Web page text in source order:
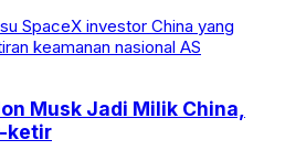
Musk Jadi Milik China,
ketir